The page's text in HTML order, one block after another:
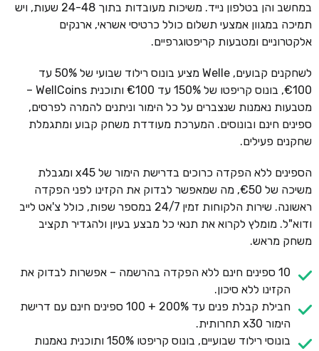
במחשב והן בטלפון נייד. משיכות מעובדות בתוך 24-48 שעות, ויש
תמיכה במגוון אמצעי תשלום כולל כרטיסי אשראי, ארנקים
אלקטרוניים ומטבעות קריפטוגרפיים.
לשחקנים קבועים, Welle מציע בונוס רילוד שבועי של 50% עד
€100, בונוס קריפטו של 150% עד €100 ותוכנית WellCoins –
מטבעות נאמנות שנצברים על כל הימור וניתנים להמרה לפרסים,
ספינים חינם ובונוסים. המערכת מעודדת משחק קבוע ומתגמלת
שחקנים פעילים.
הספינים ללא הפקדה כרוכים בדרישת הימור של x45 ומגבלת
משיכה של €50, מה שמאפשר לבדוק את הקזינו לפני הפקדה
ראשונה. שירות הלקוחות זמין 24/7 במספר שפות, כולל צ'אט לייב
ודוא"ל. מומלץ לקרוא את תנאי כל מבצע בעיון ולהגדיר תקציב
משחק מראש.
10 ספינים חינם ללא הפקדה בהרשמה – אפשרות לבדוק את
הקזינו ללא סיכון.
חבילת קבלת פנים עד 200% + 100 ספינים חינם עם דרישת
הימור x30 תחרותית.
בונוסי רילוד שבועיים, בונוס קריפטו 150% ותוכנית נאמנות